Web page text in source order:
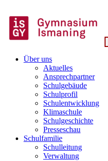
to
content
Gymnasium Ismaning
Über uns
Aktuelles
Ansprechpartner
Schulgebäude
Schulprofil
Schulentwicklung
Klimaschule
Schulgeschichte
Presseschau
Schulfamilie
Schulleitung
Verwaltung